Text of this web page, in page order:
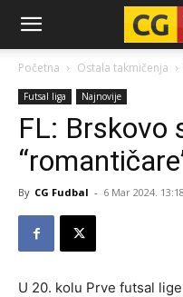
CG-
Fudbal
Početna Ostala takmičenja
Futsal liga Najnovije
FL: Brskovo
By CG Fudbal - 6 Mar 2024. 13:18
U 20. kolu Prve futsal